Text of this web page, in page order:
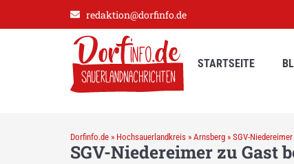
redaktion@dorfinfo.de
STARTSEITE
Dorfinfo.de » Hochsauerlandkreis » Arnsberg » SGV-
SGV-Niedereimer zu Gast